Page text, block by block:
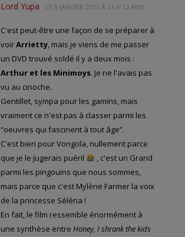
Lord Yupa LE 8 JANVIER 2011 À 21 H 12 MIN
C'est peut-être une façon de se préparer à
voirArrietty, mais je viens de me passer
un DVD trouvé soldé il y a deux mois :
Arthur et les Minimoys. Je ne l'avais pas
vu au cinoche.
Gentillet, sympa pour les gamins, mais
vraiment ce n'est pas à classer parmi les
“oeuvres qui fascinent à tout âge”.
C'est bien pour Vongola, nullement parce
que je le jugerais puéril
, c'est un Grand
parmi les pingouins que nous sommes,
mais parce que c'est Mylène Farmer la voix
de la princesse Séléna !
En fait, le film ressemble énormément à
une synthèse entre Honey, I shrank the kids